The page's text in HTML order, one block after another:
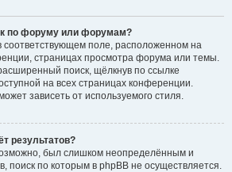
по форуму или форумам?
соответствующем поле, расположенном на
страницах просмотра форума или темы.
поиск, щёлкнув по ссылке
на всех страницах конференции.
зависеть от используемого стиля.
результатов?
был слишком неопределённым и
поиск по которым в phpBB не осуществляется.